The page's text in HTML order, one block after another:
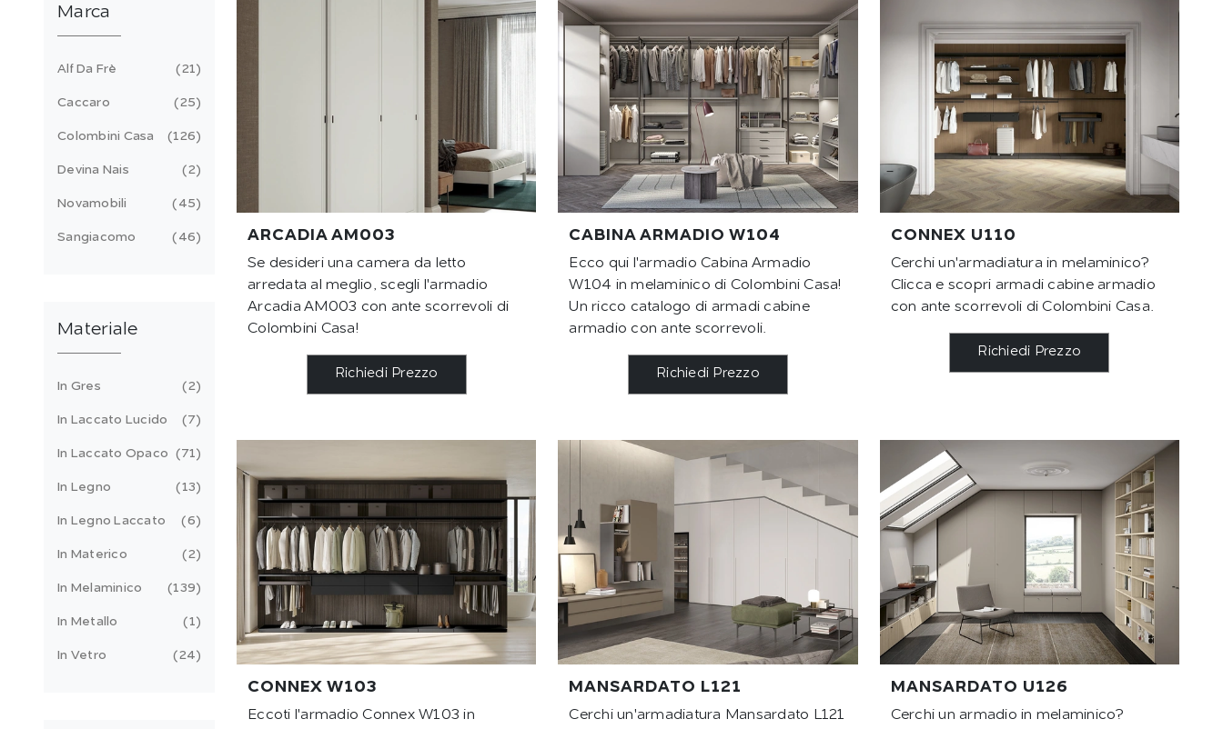
ARCADIA AM003
Se desideri una camera da letto
arredata al meglio, scegli l'armadio
Arcadia AM003 con ante scorrevoli di
Colombini Casa!
Richiedi Prezzo
CABINA ARMADIO W104
Ecco qui l'armadio Cabina Armadio
W104 in melaminico di Colombini Casa!
Un ricco catalogo di armadi cabine
armadio con ante scorrevoli.
Richiedi Prezzo
CONNEX U110
Cerchi un'armadiatura in melaminico?
Clicca e scopri armadi cabine armadio
con ante scorrevoli di Colombini Casa.
Richiedi Prezzo
CONNEX W103
Eccoti l'armadio Connex W103 in
MANSARDATO L121
Cerchi un'armadiatura Mansardato L121
MANSARDATO U126
Cerchi un armadio in melaminico?
Marca
Alf Da Frè 21
Caccaro 25
Colombini Casa 126
Devina Nais 2
Novamobili 45
Sangiacomo 46
Materiale
In Gres 2
In Laccato Lucido 7
In Laccato Opaco 71
In Legno 13
In Legno Laccato 6
In Materico 2
In Melaminico 139
In Metallo 1
In Vetro 24